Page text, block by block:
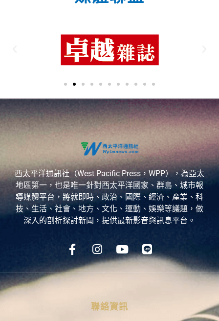
西太平洋通訊社（West Pacific Press，WPP），為亞太
地區第一，也是唯一針對西太平洋國家、群島、城市報
導媒體平台，將就即時、政治、國際、經濟、產業、科
技、生活、社會、地方、文化、運動、娛樂等議題，做
深入的剖析探討新聞，提供最新影音與訊息平台。
聯絡資訊